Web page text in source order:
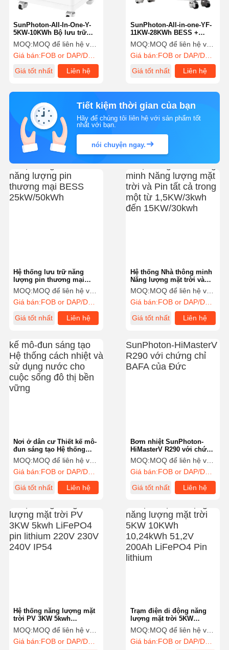
SunPhoton-All-In-One-Y-
5KW-10KWh Bộ lưu trữ
năng lượng + Biến tần lai
năng lượng mặt trời
MOQ:MOQ để liên hệ với bộ phận bán hàng
Giá bán:FOB or DAP/DDP to contact sales
Giá tốt nhất
Liên hệ
SunPhoton-All-in-one-YF-
11KW-28KWh BESS +
Inverter lai
MOQ:MOQ để liên hệ với bộ phận bán hàng
Giá bán:FOB or DAP/DDP to contact sales
Giá tốt nhất
Liên hệ
Tiết kiệm thời gian của bạn
Hãy để chúng tôi liên hệ với sản phẩm tốt
nhất với bạn.
nói chuyện ngay.
Hệ thống Nhà thông minh
Năng lượng mặt trời và
Pin tất cả trong một từ
1,5KW/3kwh đến
15KW/30kwh
MOQ:MOQ để liên hệ với bộ phận bán hàng
Giá bán:FOB or DAP/DDP to contact sales
Giá tốt nhất
Liên hệ
Hệ thống lưu trữ năng
lượng pin thương mại
BESS 25kW/50kWh
MOQ:MOQ để liên hệ với bộ phận bán hàng
Giá bán:FOB or DAP/DDP to contact sales
Giá tốt nhất
Liên hệ
Bơm nhiệt SunPhoton-
HiMasterV R290 với chứng
chỉ BAFA của Đức
MOQ:MOQ để liên hệ với bộ phận bán hàng
Giá bán:FOB or DAP/DDP to contact sales
Giá tốt nhất
Liên hệ
Nơi ở dân cư Thiết kế mô-
đun sáng tạo Hệ thống
cách nhiệt và sử dụng
nước cho cuộc sống đô
thị bền vững
MOQ:MOQ để liên hệ với bộ phận bán hàng
Giá bán:FOB or DAP/DDP to contact sales
Giá tốt nhất
Liên hệ
Trạm điện di động năng
lượng mặt trời 5KW
10KWh 10,24kWh 51,2V
200Ah LiFePO4 Pin
lithium
MOQ:MOQ để liên hệ với bộ phận bán hàng
Giá bán:FOB or DAP/DDP to contact sales
Hệ thống năng lượng mặt
trời PV 3KW 5kwh
LiFePO4 pin lithium 220V
230V 240V IP54
MOQ:MOQ để liên hệ với bộ phận bán hàng
Giá bán:FOB or DAP/DDP to contact sales